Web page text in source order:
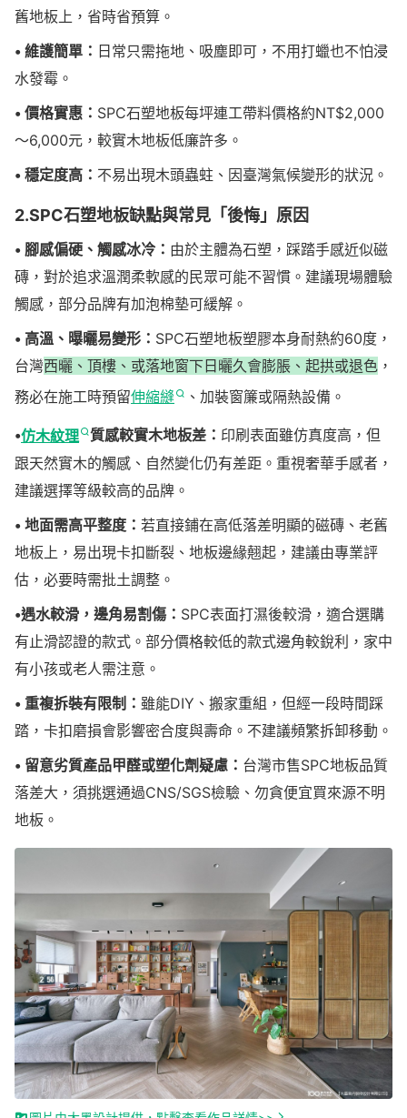
舊地板上，省時省預算。
• 維護簡單： 日常只需拖地、吸塵即可，不用打蠟也不怕浸
水發霉。
• 價格實惠： SPC石塑地板每坪連工帶料價格約NT$2,000
～6,000元，較實木地板低廉許多。
• 穩定度高： 不易出現木頭蟲蛀、因臺灣氣候變形的狀況。
2.SPC石塑地板缺點與常見「後悔」原因
• 腳感偏硬、觸感冰冷： 由於主體為石塑，踩踏手感近似磁
磚，對於追求溫潤柔軟感的民眾可能不習慣。建議現場體驗
觸感，部分品牌有加泡棉墊可緩解。
• 高溫、曝曬易變形： SPC石塑地板塑膠本身耐熱約60度，
台灣西曬、頂樓、或落地窗下日曬久會膨脹、起拱或退色 ，
務必在施工時預留伸縮縫 、加裝窗簾或隔熱設備。
•仿木紋理 質感較實木地板差： 印刷表面雖仿真度高，但
跟天然實木的觸感、自然變化仍有差距。重視奢華手感者，
建議選擇等級較高的品牌。
• 地面需高平整度： 若直接鋪在高低落差明顯的磁磚、老舊
地板上，易出現卡扣斷裂、地板邊緣翹起，建議由專業評
估，必要時需批土調整。
•遇水較滑，邊角易割傷： SPC表面打濕後較滑，適合選購
有止滑認證的款式。部分價格較低的款式邊角較銳利，家中
有小孩或老人需注意。
• 重複拆裝有限制： 雖能DIY、搬家重組，但經一段時間踩
踏，卡扣磨損會影響密合度與壽命。不建議頻繁拆卸移動。
• 留意劣質產品甲醛或塑化劑疑慮： 台灣市售SPC地板品質
落差大，須挑選通過CNS/SGS檢驗、勿貪便宜買來源不明
地板。